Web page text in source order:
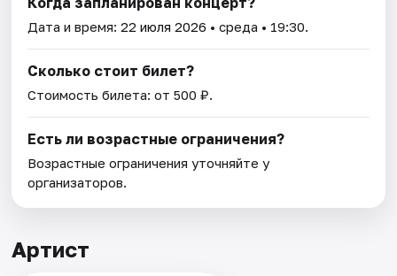
Дата и время:22 июля 2026 • среда • 19:30.
Сколько стоит билет?
Стоимость билета: от 500 ₽.
Есть ли возрастные ограничения?
Возрастные ограничения уточняйте у
организаторов.
Артист